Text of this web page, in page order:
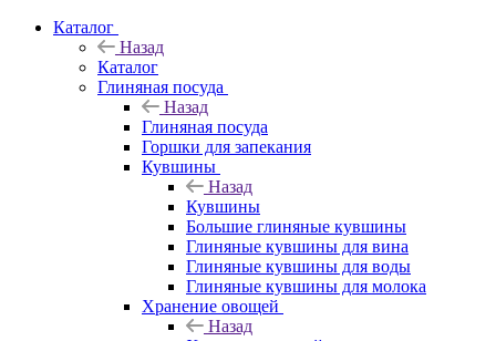
Каталог
Назад
Каталог
Глиняная посуда
Назад
Глиняная посуда
Горшки для запекания
Кувшины
Назад
Кувшины
Большие глиняные кувшины
Глиняные кувшины для вина
Глиняные кувшины для воды
Глиняные кувшины для молока
Хранение овощей
Назад